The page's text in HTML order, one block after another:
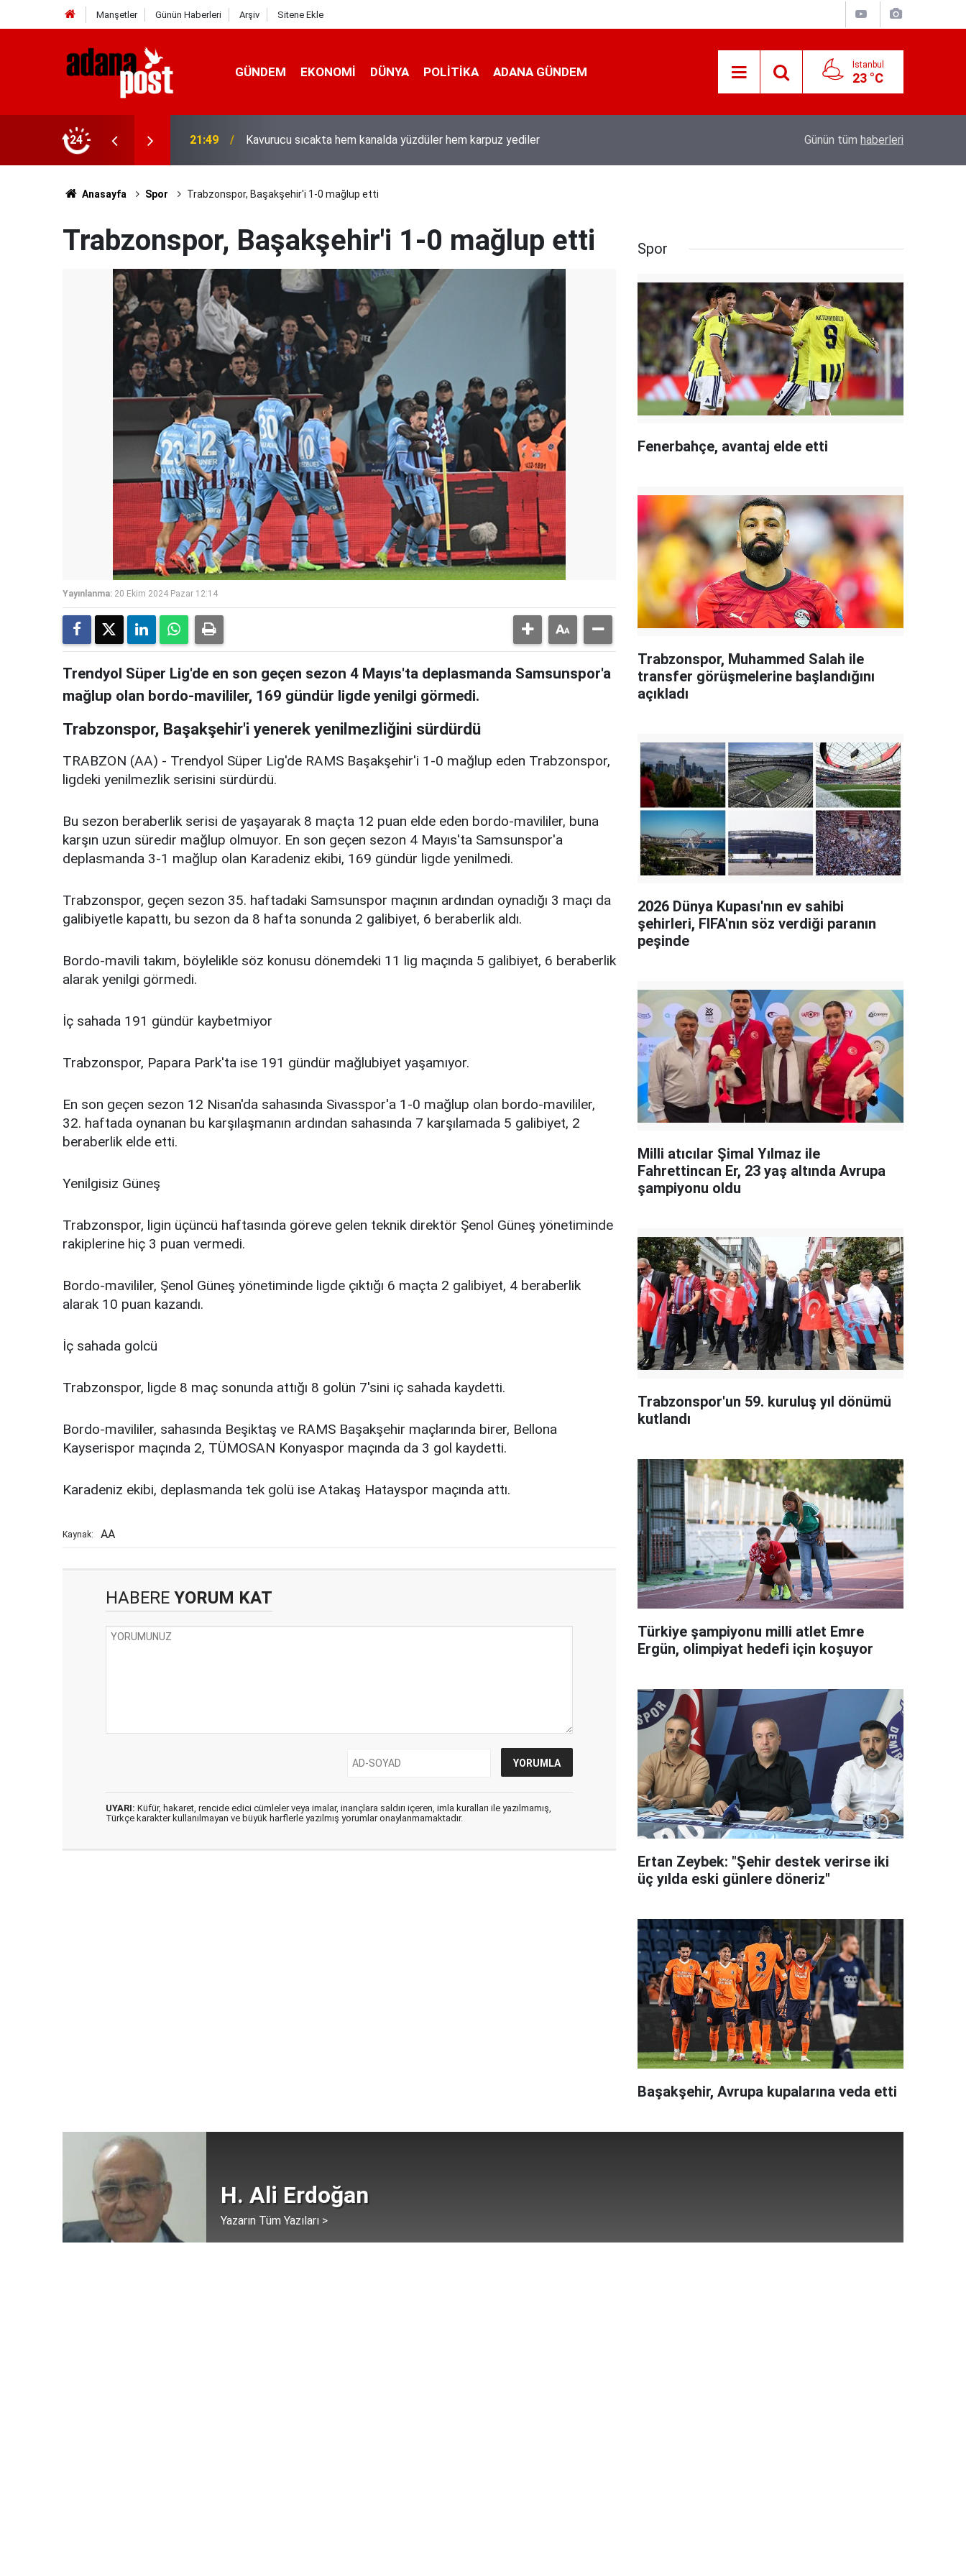
Manşetler Günün Haberleri Arşiv Sitene Ekle
GÜNDEM EKONOMI DÜNYA POLİTİKA ADANA GÜNDEM İstanbul
23 °C
24 21:31
Yeni İletişim Vizyonu” başlıklı makales
Akyaka'yı aratmayan Bucak Vadisi
Günün tüm haberleri
Anasayfa Spor Trabzonspor, Başakşehir'i 1-0 mağlup etti
Trabzonspor, Başakşehir'i 1-0 mağlup etti
Yayınlanma: 20 Ekim 2024 Pazar 12:14
Trendyol Süper Lig'de en son geçen sezon 4 Mayıs'ta deplasmanda Samsunspor'a
mağlup olan bordo-mavililer, 169 gündür ligde yenilgi görmedi.
Trabzonspor, Başakşehir'i yenerek yenilmezliğini sürdürdü
TRABZON (AA) - Trendyol Süper Lig'de RAMS Başakşehir'i 1-0 mağlup eden Trabzonspor,
ligdeki yenilmezlik serisini sürdürdü.
Bu sezon beraberlik serisi de yaşayarak 8 maçta 12 puan elde eden bordo-mavililer, buna
karşın uzun süredir mağlup olmuyor. En son geçen sezon 4 Mayıs'ta Samsunspor'a
deplasmanda 3-1 mağlup olan Karadeniz ekibi, 169 gündür ligde yenilmedi.
Trabzonspor, geçen sezon 35. haftadaki Samsunspor maçının ardından oynadığı 3 maçı da
galibiyetle kapattı, bu sezon da 8 hafta sonunda 2 galibiyet, 6 beraberlik aldı.
Bordo-mavili takım, böylelikle söz konusu dönemdeki 11 lig maçında 5 galibiyet, 6 beraberlik
alarak yenilgi görmedi.
İç sahada 191 gündür kaybetmiyor
Trabzonspor, Papara Park'ta ise 191 gündür mağlubiyet yaşamıyor.
En son geçen sezon 12 Nisan'da sahasında Sivasspor'a 1-0 mağlup olan bordo-mavililer,
32. haftada oynanan bu karşılaşmanın ardından sahasında 7 karşılamada 5 galibiyet, 2
beraberlik elde etti.
Yenilgisiz Güneş
Trabzonspor, ligin üçüncü haftasında göreve gelen teknik direktör Şenol Güneş yönetiminde
rakiplerine hiç 3 puan vermedi.
Bordo-mavililer, Şenol Güneş yönetiminde ligde çıktığı 6 maçta 2 galibiyet, 4 beraberlik
alarak 10 puan kazandı.
İç sahada golcü
Trabzonspor, ligde 8 maç sonunda attığı 8 golün 7'sini iç sahada kaydetti.
Bordo-mavililer, sahasında Beşiktaş ve RAMS Başakşehir maçlarında birer, Bellona
Kayserispor maçında 2, TÜMOSAN Konyaspor maçında da 3 gol kaydetti.
Karadeniz ekibi, deplasmanda tek golü ise Atakaş Hatayspor maçında attı.
Kaynak: AA
HABERE YORUM KAT
UYARI: Küfür, hakaret, rencide edici cümleler veya imalar, inançlara saldırı içeren, imla kuralları ile yazılmamış,
Türkçe karakter kullanılmayan ve büyük harflerle yazılmış yorumlar onaylanmamaktadır.
Spor
Fenerbahçe, avantaj elde etti
Trabzonspor, Muhammed Salah ile
transfer görüşmelerine başlandığını
açıkladı
2026 Dünya Kupası'nın ev sahibi
şehirleri, FIFA'nın söz verdiği paranın
peşinde
Milli atıcılar Şimal Yılmaz ile
Fahrettincan Er, 23 yaş altında Avrupa
şampiyonu oldu
Trabzonspor'un 59. kuruluş yıl dönümü
kutlandı
Türkiye şampiyonu milli atlet Emre
Ergün, olimpiyat hedefi için koşuyor
Ertan Zeybek: "Şehir destek verirse iki
üç yılda eski günlere döneriz"
Başakşehir, Avrupa kupalarına veda etti
H. Ali Erdoğan
Yazarın Tüm Yazıları >